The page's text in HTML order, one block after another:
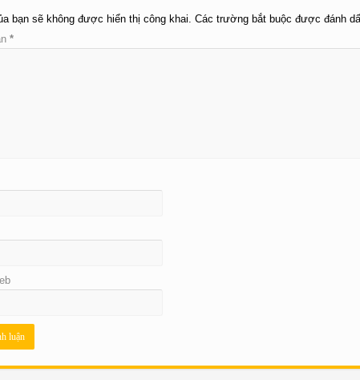
bạn sẽ không được hiển thị công khai. Các trường bắt buộc được đánh
*